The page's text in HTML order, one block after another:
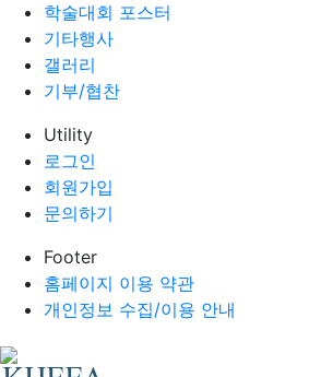
학술대회 포스터
기타행사
갤러리
기부/협찬
Utility
로그인
회원가입
문의하기
Footer
홈페이지 이용 약관
개인정보 수집/이용 안내